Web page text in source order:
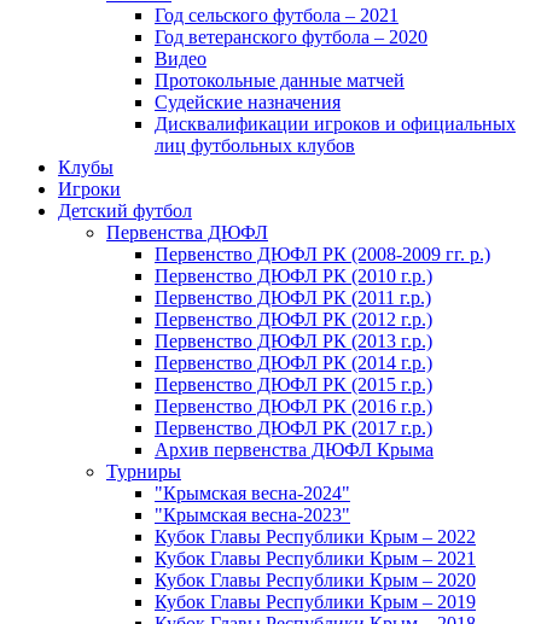
Год сельского футбола – 2021
Год ветеранского футбола – 2020
Видео
Протокольные данные матчей
Судейские назначения
Дисквалификации игроков и официальных
лиц футбольных клубов
Клубы
Игроки
Детский футбол
Первенства ДЮФЛ
Первенство ДЮФЛ РК (2008-2009 гг. р.)
Первенство ДЮФЛ РК (2010 г.р.)
Первенство ДЮФЛ РК (2011 г.р.)
Первенство ДЮФЛ РК (2012 г.р.)
Первенство ДЮФЛ РК (2013 г.р.)
Первенство ДЮФЛ РК (2014 г.р.)
Первенство ДЮФЛ РК (2015 г.р.)
Первенство ДЮФЛ РК (2016 г.р.)
Первенство ДЮФЛ РК (2017 г.р.)
Архив первенства ДЮФЛ Крыма
Турниры
"Крымская весна-2024"
"Крымская весна-2023"
Кубок Главы Республики Крым – 2022
Кубок Главы Республики Крым – 2021
Кубок Главы Республики Крым – 2020
Кубок Главы Республики Крым – 2019